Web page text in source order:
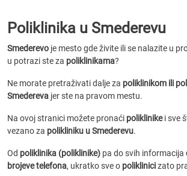
Poliklinika u Smederevu
Smederevo je mesto gde živite ili se nalazite u
u potrazi ste za poliklinikama?
Ne morate pretraživati dalje za poliklinikom ili
Smedereva jer ste na pravom mestu.
Na ovoj stranici možete pronaći poliklinikei sve
vezano za polikliniku u Smederevu.
Od poliklinika (poliklinike) pa do svih informacija
brojeve telefona, ukratko sve o poliklinicizato